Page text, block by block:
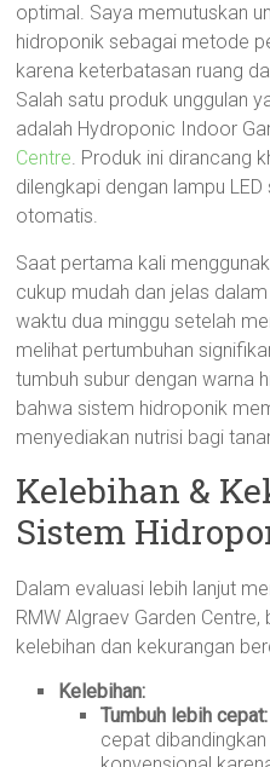
optimal. Saya memutuskan
hidroponik sebagai metode
karena keterbatasan ruang
Salah satu produk unggulan
adalah Hydroponic Indoor
Centre. Produk ini dirancang
dilengkapi dengan lampu
otomatis.
Saat pertama kali
cukup mudah dan jelas
waktu dua minggu setelah
melihat pertumbuhan
tumbuh subur dengan warna
bahwa sistem hidroponik
menyediakan nutrisi bagi
Kelebihan &
Sistem
Dalam evaluasi lebih lanjut
RMW Algraev Garden
kelebihan dan kekurangan
Kelebihan:
Tumbuh lebih cepat:
cepat